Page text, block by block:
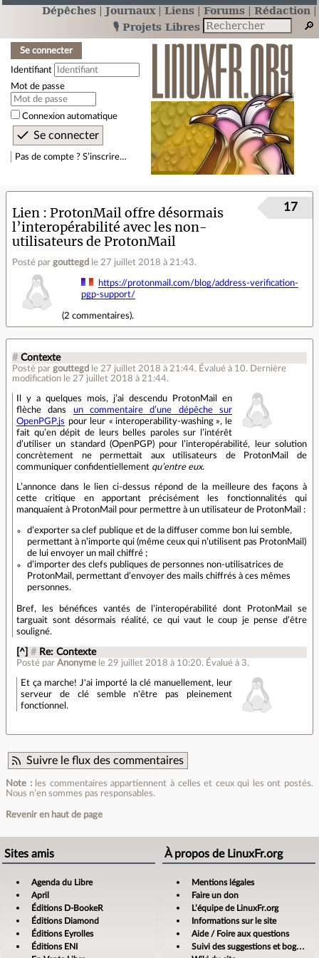
Dépêches Journaux Liens Forums
Rédaction
🎙️ Projets Libres
Se connecter
Identifiant
Mot de passe
Connexion automatique
Pas de compte ? S’inscrire…
Lien
ProtonMail offre désormais
l’interopérabilité avec les non-
utilisateurs de ProtonMail
Posté par gouttegd le 27 juillet 2018 à 21:43.
17
https://protonmail.com/blog/address-verification-
pgp-support/
(2 commentaires).
# Contexte
Posté par gouttegd le 27 juillet 2018 à 21:44. Évalué à 10. Dernière
modification le 27 juillet 2018 à 21:44.
Il y a quelques mois, j’ai descendu ProtonMail en
flèche dans un commentaire d’une dépêche sur
OpenPGP.js pour leur « interoperability-washing », le
fait qu’en dépit de leurs belles paroles sur l’intérêt
d’utiliser un standard (OpenPGP) pour l’interopérabilité, leur solution
concrètement ne permettait aux utilisateurs de ProtonMail de
communiquer confidentiellement qu’entre eux.
L’annonce dans le lien ci-dessus répond de la meilleure des façons à
cette critique en apportant précisément les fonctionnalités qui
manquaient à ProtonMail pour permettre à un utilisateur de ProtonMail :
d’exporter sa clef publique et de la diffuser comme bon lui semble,
permettant à n’importe qui (même ceux qui n’utilisent pas ProtonMail)
de lui envoyer un mail chiffré ;
d’importer des clefs publiques de personnes non-utilisatrices de
ProtonMail, permettant d’envoyer des mails chiffrés à ces mêmes
personnes.
Bref, les bénéfices vantés de l’interopérabilité dont ProtonMail se
targuait sont désormais réalité, ce qui vaut le coup je pense d’être
souligné.
[^] # Re: Contexte
Posté parAnonyme le 29 juillet 2018 à 10:20. Évalué à 3.
Et ça marche! J'ai importé la clé manuellement, leur
serveur de clé semble n'être pas pleinement
fonctionnel.
Suivre le flux des commentaires
Note :les commentaires appartiennent à celles et ceux qui les ont postés.
Nous n’en sommes pas responsables.
Revenir en haut de page
Sites amis
Agenda du Libre
April
Éditions D-BookeR
Éditions Diamond
Éditions Eyrolles
Éditions ENI
À propos de LinuxFr.org
Mentions légales
Faire un don
L’équipe de LinuxFr.org
Informations sur le site
Aide / Foire aux questions
Suivi des suggestions et bogues